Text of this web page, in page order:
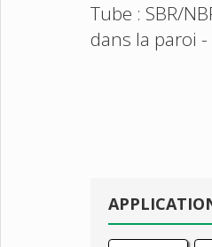
Tube : SBR/
dans la paroi